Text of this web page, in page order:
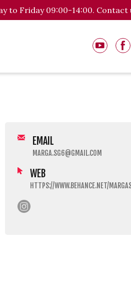
to Friday 09:00-14:00. Contact
EMAIL
MARGA.SG6@GMAIL.COM
WEB
HTTPS://WWW.BEHANCE.NET/